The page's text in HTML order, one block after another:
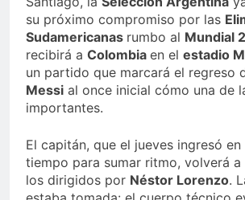
su próximo compromiso por las
Sudamericanas rumbo al Mundial
recibirá a Colombia en el estadio
un partido que marcará el regreso
Messi al once inicial cómo una de
importantes.
El capitán, que el jueves ingresó
tiempo para sumar ritmo, volverá
los dirigidos por Néstor Lorenzo.